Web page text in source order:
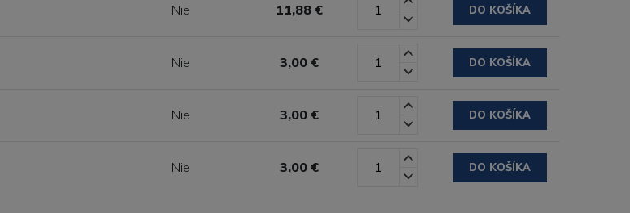
Nie 11,88 € DO KOŠÍKA
Nie 3,00 € DO KOŠÍKA
Nie 3,00 € DO KOŠÍKA
Nie 3,00 € DO KOŠÍKA